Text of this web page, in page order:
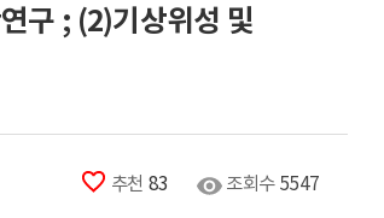
구 ; (2)기상위성 및
추천 83 조회수 5547